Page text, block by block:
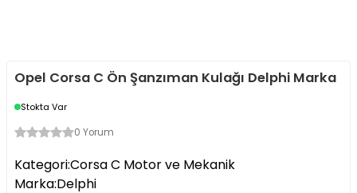
Opel Corsa C Ön Şanzıman Kulağı Delphi Marka
Stokta Var
0 Yorum
Kategori:Corsa C Motor ve Mekanik
Marka:Delphi